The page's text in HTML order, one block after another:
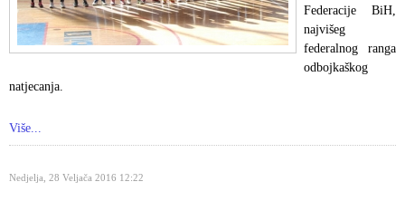
Federacije BiH,
najvišeg
federalnog ranga
odbojkaškog
natjecanja.
Više...
Nedjelja, 28 Veljača 2016 12:22